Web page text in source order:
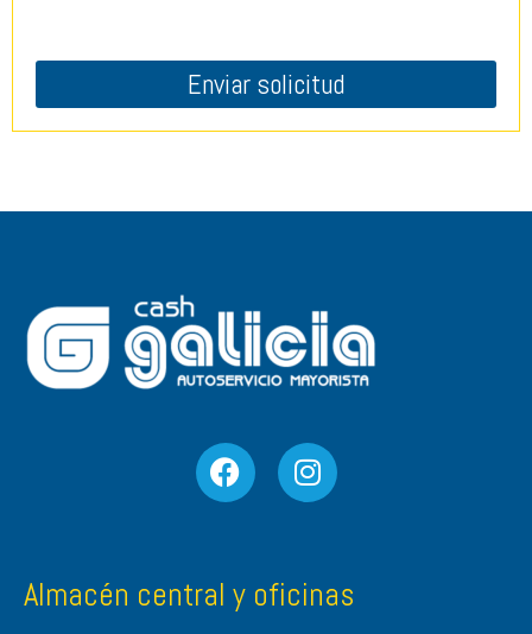
Enviar solicitud
Almacén central y oficinas